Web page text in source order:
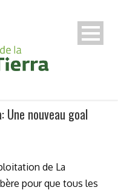
Une nouveau goal
de La
pour que tous les